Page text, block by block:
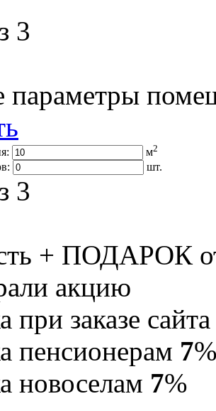
3
параметры
м2
шт.
3
+ ПОДАРОК
акцию
при заказе
пенсионерам 7%
новоселам 7%